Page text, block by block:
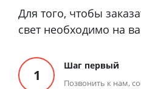
Для того, чтобы
свет необходимо на
1
Шаг первый
Позвонить к нам,